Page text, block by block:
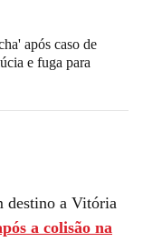
após caso de
e fuga para
destino a Vitória
a colisão na